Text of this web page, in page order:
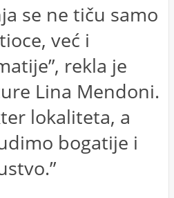
se ne tiču samo
već i
rekla je
Lina Mendoni.
lokaliteta, a
bogatije i